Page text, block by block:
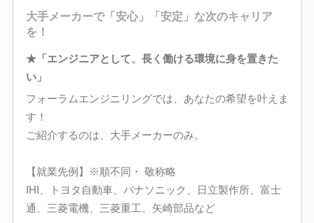
大手メーカーで「安心」「安定」な次のキャリア
を！
★「エンジニアとして、長く働ける環境に身を置きた
い」
フォーラムエンジニリングでは、あなたの希望を叶えま
す！
ご紹介するのは、大手メーカーのみ。
【就業先例】※順不同・ 敬称略
IHI、トヨタ自動車、パナソニック、日立製作所、富士
通、三菱電機、三菱重工、矢崎部品など